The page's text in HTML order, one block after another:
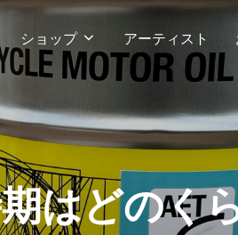
ショップ アーティスト
はどのく